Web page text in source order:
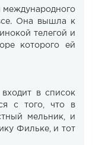
международного
Она вышла к
телегой и
которого ей
в список
с того, что в
мельник, и
Фильке, и тот